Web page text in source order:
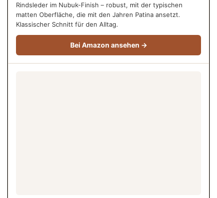
Rindsleder im Nubuk-Finish – robust, mit der typischen
matten Oberfläche, die mit den Jahren Patina ansetzt.
Klassischer Schnitt für den Alltag.
Bei Amazon ansehen →